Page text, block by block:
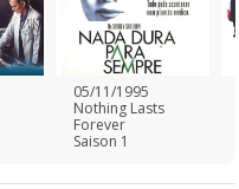
05/11/1995
Nothing Lasts
Forever
Saison 1